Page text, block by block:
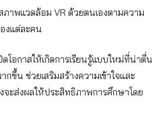
ภาพแวดล้อม VR ด้วยตนเองตามความ
งแต่ละคน
ดโอกาสให้เกิดการเรียนรู้แบบใหม่ที่น่าตื่น
ขึ้น ช่วยเสริมสร้างความเข้าใจและ
จะส่งผลให้ประสิทธิภาพการศึกษาโดย